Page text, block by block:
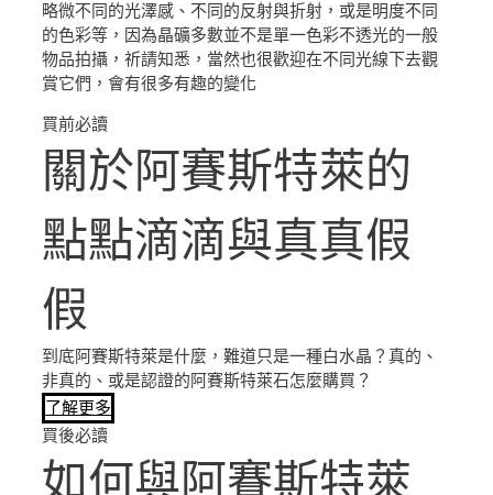
略微不同的光澤感、不同的反射與折射，或是明度不同
的色彩等，因為晶礦多數並不是單一色彩不透光的一般
物品拍攝，祈請知悉，當然也很歡迎在不同光線下去觀
賞它們，會有很多有趣的變化
買前必讀
關於阿賽斯特萊的
點點滴滴與真真假
假
到底阿賽斯特萊是什麼，難道只是一種白水晶？真的、
非真的、或是認證的阿賽斯特萊石怎麼購買？
了解更多
買後必讀
如何與阿賽斯特萊